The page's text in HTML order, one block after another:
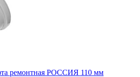
ремонтная РОССИЯ 110 мм